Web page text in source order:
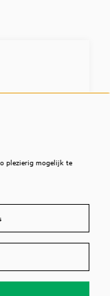
geven tot het
plezierig mogelijk te